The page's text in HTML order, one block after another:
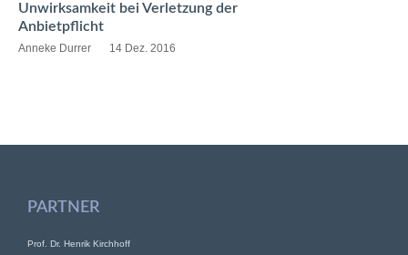
Unwirksamkeit bei Verletzung der
Anbietpflicht
Anneke Durrer 14 Dez. 2016
PARTNER
Prof. Dr. Henrik Kirchhoff